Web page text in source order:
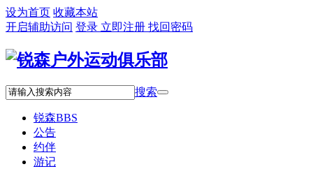
设为首页 收藏本站
开启辅助访问 登录 立即注册 找回密码
搜索
锐森BBS
公告
约伴
游记